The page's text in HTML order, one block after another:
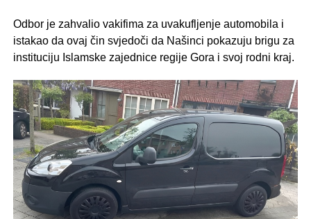
Odbor je zahvalio vakifima za uvakufljenje automobila i
istakao da ovaj čin svjedoči da Našinci pokazuju brigu za
instituciju Islamske zajednice regije Gora i svoj rodni kraj.